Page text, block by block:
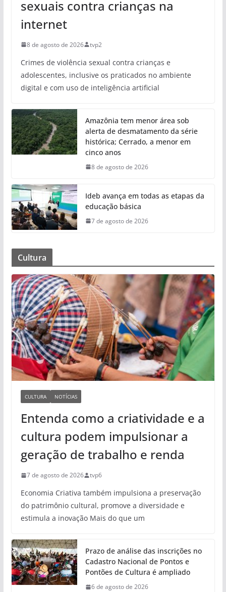
sexuais contra crianças na
internet
8 de agosto de 2026 tvp2
Crimes de violência sexual contra crianças e
adolescentes, inclusive os praticados no ambiente
digital e com uso de inteligência artificial
Amazônia tem menor área sob
alerta de desmatamento da série
histórica; Cerrado, a menor em
cinco anos
8 de agosto de 2026
Ideb avança em todas as etapas da
educação básica
7 de agosto de 2026
Cultura
CULTURA NOTÍCIAS
Entenda como a criatividade e a
cultura podem impulsionar a
geração de trabalho e renda
7 de agosto de 2026 tvp6
Economia Criativa também impulsiona a preservação
do patrimônio cultural, promove a diversidade e
estimula a inovação Mais do que um
Prazo de análise das inscrições no
Cadastro Nacional de Pontos e
Pontões de Cultura é ampliado
6 de agosto de 2026